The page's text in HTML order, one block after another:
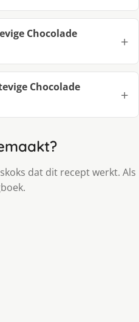
Chocolade
Chocolade
dat dit recept werkt. Als